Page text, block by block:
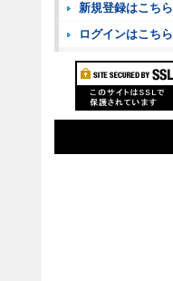
新規登録はこちら
ログインはこちら